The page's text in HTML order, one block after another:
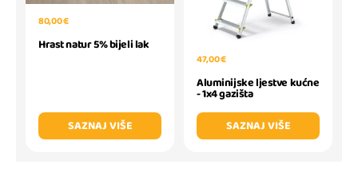
80,00 €
Hrast natur 5% bijeli lak
SAZNAJ VIŠE
47,00 €
Aluminijske ljestve kućne
- 1x4 gazišta
SAZNAJ VIŠE